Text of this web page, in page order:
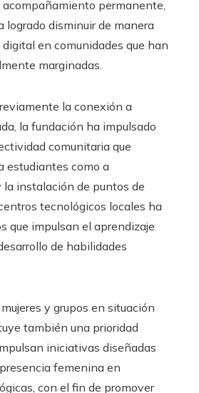
permanente,
logrado disminuir de manera
en comunidades que han
marginadas.
la conexión a
la fundación ha impulsado
comunitaria que
estudiantes como a
la instalación de puntos de
tecnológicos locales ha
que impulsan el aprendizaje
de habilidades
y grupos en situación
también una prioridad
iniciativas diseñadas
femenina en
con el fin de promover